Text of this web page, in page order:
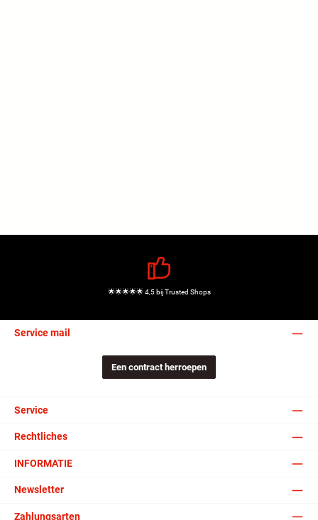
🌟🌟🌟🌟🌟 4,5 bij Trusted Shops
Service mail
Een contract herroepen
Service
Rechtliches
INFORMATIE
Newsletter
Zahlungsarten